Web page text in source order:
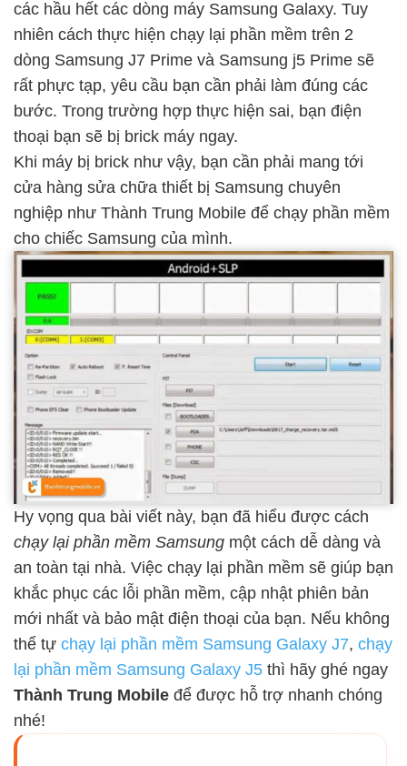
các hầu hết các dòng máy Samsung Galaxy. Tuy
nhiên cách thực hiện chạy lại phần mềm trên 2
dòng Samsung J7 Prime và Samsung j5 Prime sẽ
rất phực tạp, yêu cầu bạn cần phải làm đúng các
bước. Trong trường hợp thực hiện sai, bạn điện
thoại bạn sẽ bị brick máy ngay.
Khi máy bị brick như vậy, bạn cần phải mang tới
cửa hàng sửa chữa thiết bị Samsung chuyên
nghiệp như Thành Trung Mobile để chạy phần mềm
cho chiếc Samsung của mình.
Hy vọng qua bài viết này, bạn đã hiểu được cách
chạy lại phần mềm Samsung một cách dễ dàng và
an toàn tại nhà. Việc chạy lại phần mềm sẽ giúp bạn
khắc phục các lỗi phần mềm, cập nhật phiên bản
mới nhất và bảo mật điện thoại của bạn. Nếu không
thể tự chạy lại phần mềm Samsung Galaxy J7, chạy
lại phần mềm Samsung Galaxy J5 thì hãy ghé ngay
Thành Trung Mobile để được hỗ trợ nhanh chóng
nhé!